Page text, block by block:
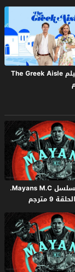
مشاهدة فيلم The Greek Aisle
مشاهدة مسلسل Mayans M.C.